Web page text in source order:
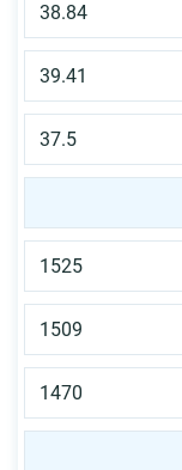
38.84
39.41
37.5
1525
1509
1470